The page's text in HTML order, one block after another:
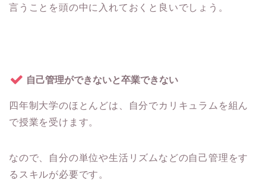
言うことを頭の中に入れておくと良いでしょう。
自己管理ができないと卒業できない
四年制大学のほとんどは、自分でカリキュラムを組ん
で授業を受けます。
なので、自分の単位や生活リズムなどの自己管理をす
るスキルが必要です。